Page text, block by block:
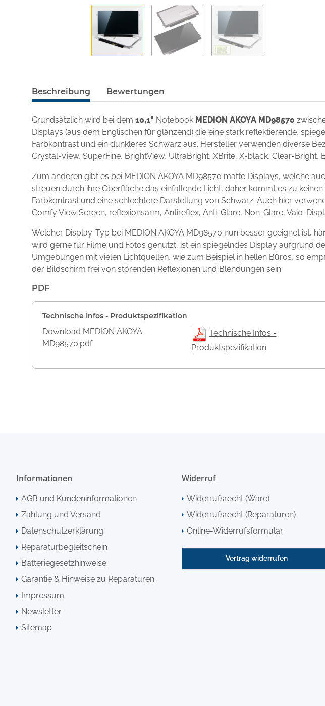
Beschreibung Bewertungen
Grundsätzlich wird bei dem 10,1" Notebook MEDION AKOYA MD98570
Displays (aus dem Englischen für glänzend) die eine stark reflektierende,
Farbkontrast und ein dunkleres Schwarz aus. Hersteller verwenden diverse
Crystal-View, SuperFine, BrightView, UltraBright, XBrite, X-black, Clear-Bright,
Zum anderen gibt es bei MEDION AKOYA MD98570 matte Displays, welche
streuen durch ihre Oberfläche das einfallende Licht, daher kommt es zu
Farbkontrast und eine schlechtere Darstellung von Schwarz. Auch hier
Comfy View Screen, reflexionsarm, Antireflex, Anti-Glare, Non-Glare, Vaio-
Welcher Display-Typ bei MEDION AKOYA MD98570 nun besser geeignet ist,
wird gerne für Filme und Fotos genutzt, ist ein spiegelndes Display aufgrund
Umgebungen mit vielen Lichtquellen, wie zum Beispiel in hellen Büros, so
der Bildschirm frei von störenden Reflexionen und Blendungen sein.
PDF
Technische Infos - Produktspezifikation
Download MEDION AKOYA
MD98570.pdf
Technische Infos -
Produktspezifikation
Informationen
AGB und Kundeninformationen
Zahlung und Versand
Datenschutzerklärung
Reparaturbegleitschein
Batteriegesetzhinweise
Garantie & Hinweise zu Reparaturen
Impressum
Newsletter
Sitemap
Widerruf
Widerrufsrecht (Ware)
Widerrufsrecht (Reparaturen)
Online-Widerrufsformular
Vertrag widerrufen